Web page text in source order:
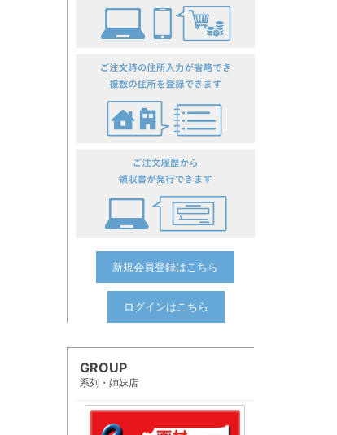
新規会員登録はこちら
ログインはこちら
GROUP
系列・姉妹店